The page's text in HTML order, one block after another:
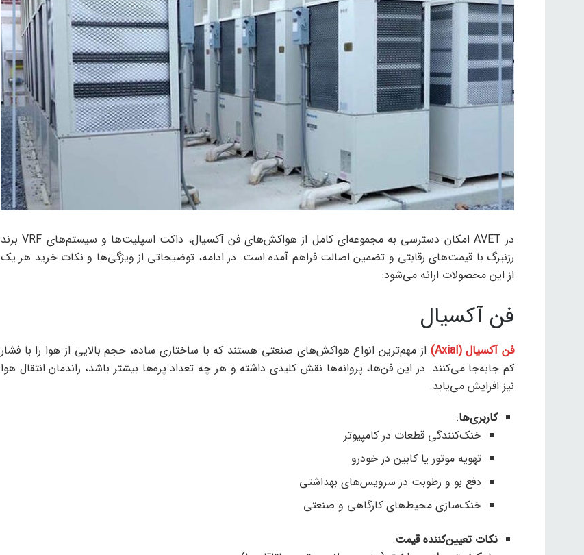
در AVET امکان دسترسی به مجموعه‌ای کامل از هواکش‌های فن آکسیال، داکت اسپلیت‌ها و سیستم‌های VRF برند
رزنبرگ با قیمت‌های رقابتی و تضمین اصالت فراهم آمده است. در ادامه، توضیحاتی از ویژگی‌ها و نکات خرید هر یک
از این محصولات ارائه می‌شود:
فن آکسیال
فن آکسیال (Axial)
از مهم‌ترین انواع هواکش‌های صنعتی هستند که با ساختاری ساده، حجم بالایی از هوا را با فشار
کم جابه‌جا می‌کنند. در این فن‌ها، پروانه‌ها نقش کلیدی داشته و هر چه تعداد پره‌ها بیشتر باشد، راندمان انتقال هوا
نیز افزایش می‌یابد.
کاربری‌ها:
خنک‌کنندگی قطعات در کامپیوتر
تهویه موتور یا کابین در خودرو
دفع بو و رطوبت در سرویس‌های بهداشتی
خنک‌سازی محیط‌های کارگاهی و صنعتی
نکات تعیین‌کننده قیمت: